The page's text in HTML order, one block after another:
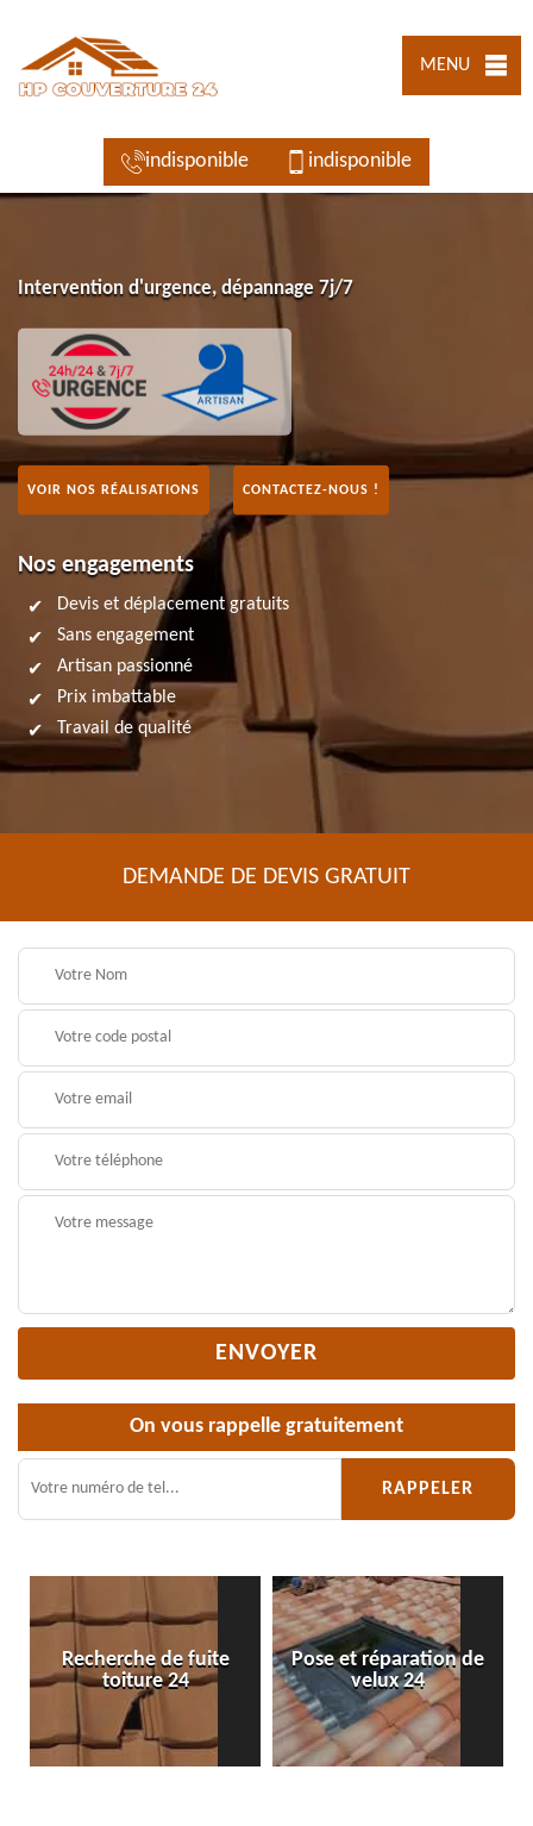
MENU
indisponible indisponible
Intervention d'urgence, dépannage 7j/7
VOIR NOS RÉALISATIONS CONTACTEZ-NOUS !
Nos engagements
Devis et déplacement gratuits
Sans engagement
Artisan passionné
Prix imbattable
Travail de qualité
DEMANDE DE DEVIS GRATUIT
On vous rappelle gratuitement
Recherche de fuite
toiture 24
Pose et réparation de
velux 24